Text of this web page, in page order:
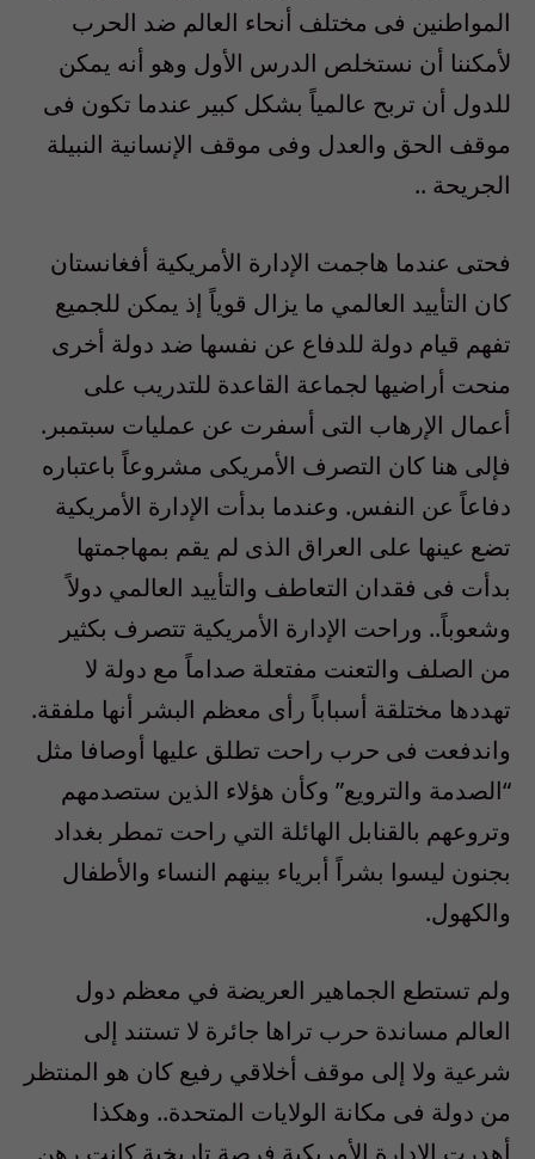
المواطنين فى مختلف أنحاء العالم ضد الحرب
لأمكننا أن نستخلص الدرس الأول وهو أنه يمكن
للدول أن تربح عالمياً بشكل كبير عندما تكون فى
موقف الحق والعدل وفى موقف الإنسانية النبيلة
الجريحة ..
فحتى عندما هاجمت الإدارة الأمريكية أفغانستان
كان التأييد العالمي ما يزال قوياً إذ يمكن للجميع
تفهم قيام دولة للدفاع عن نفسها ضد دولة أخرى
منحت أراضيها لجماعة القاعدة للتدريب على
أعمال الإرهاب التى أسفرت عن عمليات سبتمبر.
فإلى هنا كان التصرف الأمريكى مشروعاً باعتباره
دفاعاً عن النفس. وعندما بدأت الإدارة الأمريكية
تضع عينها على العراق الذى لم يقم بمهاجمتها
بدأت فى فقدان التعاطف والتأييد العالمي دولاً
وشعوباً.. وراحت الإدارة الأمريكية تتصرف بكثير
من الصلف والتعنت مفتعلة صداماً مع دولة لا
تهددها مختلقة أسباباً رأى معظم البشر أنها ملفقة.
واندفعت فى حرب راحت تطلق عليها أوصافا مثل
“الصدمة والترويع” وكأن هؤلاء الذين ستصدمهم
وتروعهم بالقنابل الهائلة التي راحت تمطر بغداد
بجنون ليسوا بشراً أبرياء بينهم النساء والأطفال
والكهول.
ولم تستطع الجماهير العريضة في معظم دول
العالم مساندة حرب تراها جائرة لا تستند إلى
شرعية ولا إلى موقف أخلاقي رفيع كان هو المنتظر
من دولة فى مكانة الولايات المتحدة.. وهكذا
أهدرت الإدارة الأمريكية فرصة تاريخية كانت رهن